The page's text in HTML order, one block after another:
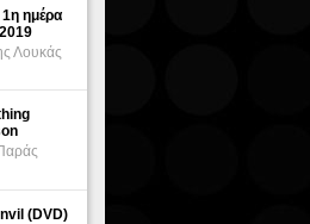
1η ημέρα
Λουκάς
(DVD)